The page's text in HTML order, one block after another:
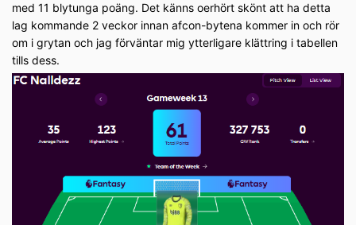
med 11 blytunga poäng. Det känns oerhört skönt att ha detta
lag kommande 2 veckor innan afcon-bytena kommer in och rör
om i grytan och jag förväntar mig ytterligare klättring i tabellen
tills dess.